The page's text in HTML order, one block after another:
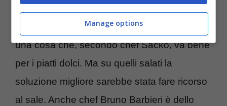
Risultato: troppo caffè e troppo zucchero
una cosa che, secondo chef Sacko, va bene
per i piatti dolci. Ma su quelli salati la
soluzione migliore sarebbe stata fare ricorso
al sale. Anche chef Bruno Barbieri è dello
Manage options